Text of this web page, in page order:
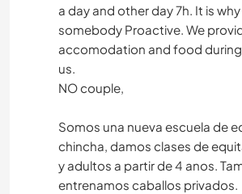
a day and other day 7h. It is
somebody Proactive. We
accomodation and food during
us.
NO couple,
Somos una nueva escuela de
chincha, damos clases de
y adultos a partir de 4 anos.
entrenamos caballos privados.